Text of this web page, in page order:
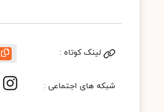
لینک کوتاه :
شبکه های اجتماعی :